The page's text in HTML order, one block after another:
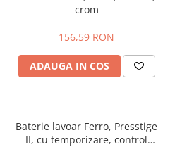
crom
156,59 RON
ADAUGA IN COS
Baterie lavoar Ferro, Presstige
II, cu temporizare, control